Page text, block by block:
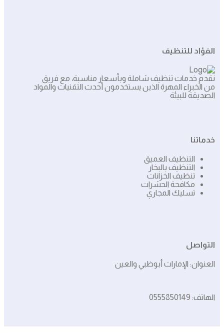
الفؤاد للتنظيف
نقدم خدمات تنظيف شاملة وبأسعار مناسبة، مع فريق
من الخبراء المهرة الذين يستخدمون أحدث التقنيات والمواد
الصديقة للبيئة
خدماتنا
التنظيف العميق
التنظيف بالبخار
تنظيف الخزانات
مكافحة الحشرات
تسليك المجاري
التواصل
العنوان: الإمارات أبوظبي والعين
الهاتف: 0555850149